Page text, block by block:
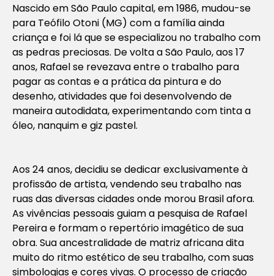
Nascido em São Paulo capital, em 1986, mudou-se
para Teófilo Otoni (MG) com a família ainda
criança e foi lá que se especializou no trabalho com
as pedras preciosas. De volta a São Paulo, aos 17
anos, Rafael se revezava entre o trabalho para
pagar as contas e a prática da pintura e do
desenho, atividades que foi desenvolvendo de
maneira autodidata, experimentando com tinta a
óleo, nanquim e giz pastel.
Aos 24 anos, decidiu se dedicar exclusivamente à
profissão de artista, vendendo seu trabalho nas
ruas das diversas cidades onde morou Brasil afora.
As vivências pessoais guiam a pesquisa de Rafael
Pereira e formam o repertório imagético de sua
obra. Sua ancestralidade de matriz africana dita
muito do ritmo estético de seu trabalho, com suas
simbologias e cores vivas. O processo de criação